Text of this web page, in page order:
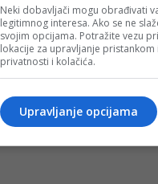
Neki dobavljači mogu obrađivati
legitimnog interesa. Ako se ne
svojim opcijama. Potražite vezu
lokacije za upravljanje
privatnosti i kolačića.
Upravljanje opcijama